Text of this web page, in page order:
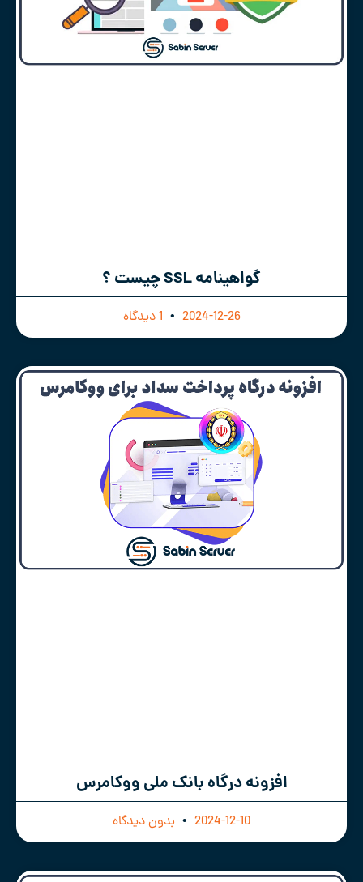
گواهینامه SSL چیست ؟
2024-12-26
افزونه درگاه بانک ملی ووکامرس
2024-12-10 بدون دیدگاه